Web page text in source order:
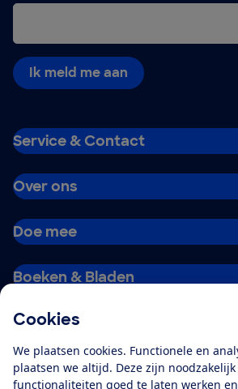
Cookies
We plaatsen cookies. Functionele en
plaatsen we altijd. Deze zijn
functionaliteiten goed te laten werken
Ik meld me aan
Service & Contact
Over ons
Doe mee
Boeken & Bladen